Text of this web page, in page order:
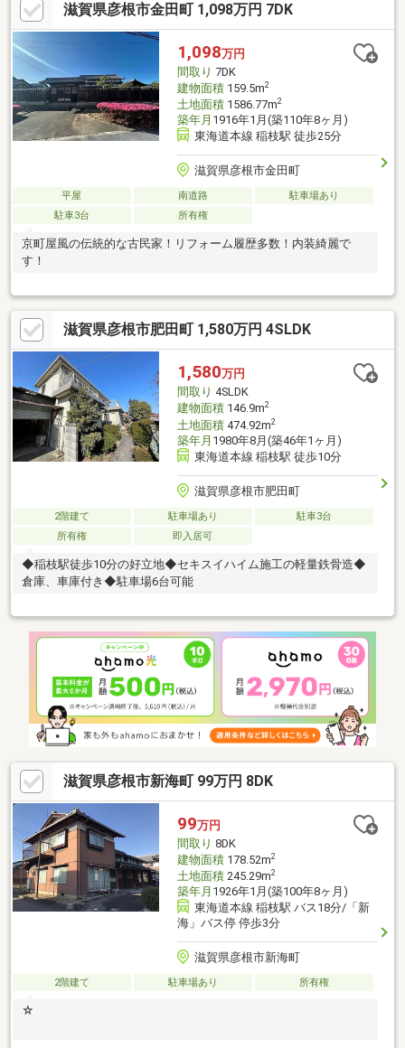
滋賀県彦根市金田町 1,098万円 7DK
1,098万円
間取り 7DK
建物面積159.5m2
土地面積1586.77m2
築年月 1916年1月(築110年8ヶ月)
東海道本線 稲枝駅 徒歩25分
滋賀県彦根市金田町
平屋 南道路
駐車場あり
駐車3台
所有権
京町屋風の伝統的な古民家！リフォーム履歴多数！内装綺麗で
す！
滋賀県彦根市肥田町 1,580万円 4SLDK
1,580万円
間取り 4SLDK
建物面積146.9m2
土地面積474.92m2
築年月 1980年8月(築46年1ヶ月)
東海道本線 稲枝駅 徒歩10分
滋賀県彦根市肥田町
2階建て 駐車場あり
駐車3台
所有権
即入居可
◆稲枝駅徒歩10分の好立地◆セキスイハイム施工の軽量鉄骨造◆
倉庫、車庫付き◆駐車場6台可能
滋賀県彦根市新海町 99万円 8DK
99万円
間取り 8DK
建物面積178.52m2
土地面積245.29m2
築年月 1926年1月(築100年8ヶ月)
東海道本線 稲枝駅 バス18分/「新
海」バス停 停歩3分
滋賀県彦根市新海町
2階建て 駐車場あり 所有権
☆